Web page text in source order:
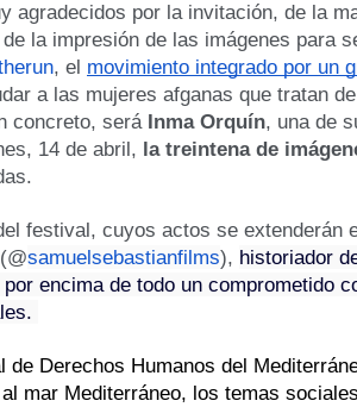
agradecidos por la invitación, de la
la impresión de las imágenes para
, el movimiento integrado por un
a las mujeres afganas que tratan
concreto, será Inma Orquín, una de
14 de abril, la treintena de
festival, cuyos actos se extenderán
samuelsebastianfilms), historiador
encima de todo un comprometido
de Derechos Humanos del
mar Mediterráneo, los temas